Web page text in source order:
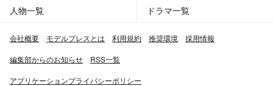
人物一覧 ドラマ一覧
会社概要 モデルプレスとは 利用規約 推奨環境 採用情報
編集部からのお知らせ RSS一覧
アプリケーションプライバシーポリシー